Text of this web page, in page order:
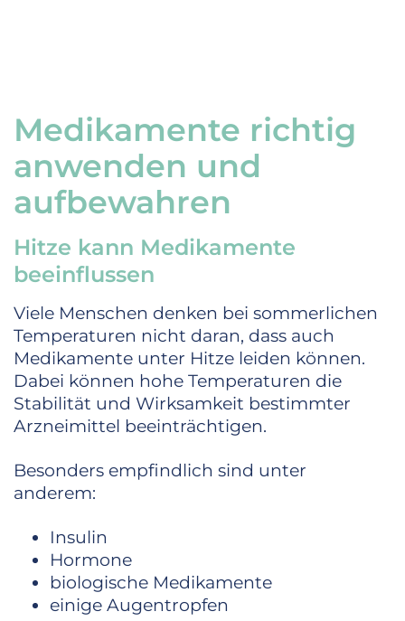
Medikamente richtig
anwenden und
aufbewahren
Hitze kann Medikamente
beeinflussen
Viele Menschen denken bei sommerlichen
Temperaturen nicht daran, dass auch
Medikamente unter Hitze leiden können.
Dabei können hohe Temperaturen die
Stabilität und Wirksamkeit bestimmter
Arzneimittel beeinträchtigen.
Besonders empfindlich sind unter
anderem:
Insulin
Hormone
biologische Medikamente
einige Augentropfen